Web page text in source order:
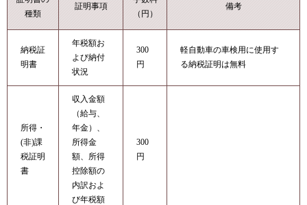
種類
証明事項
（円）
備考
納税証
明書
年税額お
よび納付
状況
300
円
軽自動車の車検用に使用す
る納税証明は無料
所得・
(非)課
税証明
書
収入金額
（給与、
年金）、
所得金
額、所得
控除額の
内訳およ
び年税額
300
円